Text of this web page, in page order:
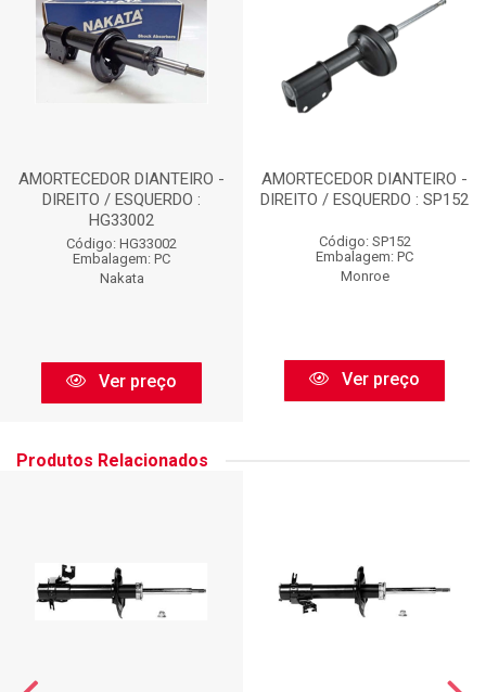
AMORTECEDOR DIANTEIRO -
DIREITO / ESQUERDO :
HG33002
Código: HG33002
Embalagem: PC
Nakata
Ver preço
AMORTECEDOR DIANTEIRO -
DIREITO / ESQUERDO : SP152
Código: SP152
Embalagem: PC
Monroe
Ver preço
Produtos Relacionados